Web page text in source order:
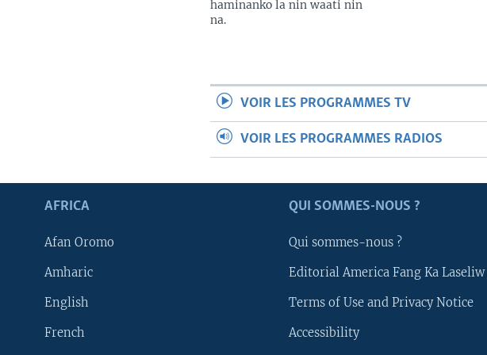
haminanko la nin waati nin
na.
VOIR LES PROGRAMMES TV
VOIR LES PROGRAMMES RADIOS
AFRICA
Afan Oromo
Amharic
English
French
QUI SOMMES-NOUS ?
Qui sommes-nous ?
Editorial America Fang Ka Laseliw
Terms of Use and Privacy Notice
Accessibility